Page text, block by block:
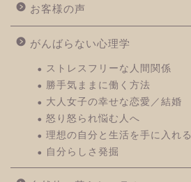
お客様の声
がんばらない心理学
ストレスフリーな人間関係
勝手気ままに働く方法
大人女子の幸せな恋愛／結婚
怒り怒られ悩む人へ
理想の自分と生活を手に入れる
自分らしさ発掘